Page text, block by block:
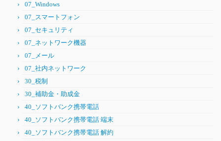
07_Windows
07_スマートフォン
07_セキュリティ
07_ネットワーク機器
07_メール
07_社内ネットワーク
30_税制
30_補助金・助成金
40_ソフトバンク携帯電話
40_ソフトバンク携帯電話 端末
40_ソフトバンク携帯電話 解約